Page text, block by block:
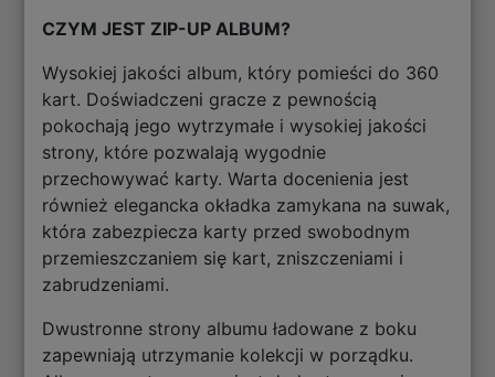
CZYM JEST ZIP-UP ALBUM?
Wysokiej jakości album, który pomieści do 360
kart. Doświadczeni gracze z pewnością
pokochają jego wytrzymałe i wysokiej jakości
strony, które pozwalają wygodnie
przechowywać karty. Warta docenienia jest
również elegancka okładka zamykana na suwak,
która zabezpiecza karty przed swobodnym
przemieszczaniem się kart, zniszczeniami i
zabrudzeniami.
Dwustronne strony albumu ładowane z boku
zapewniają utrzymanie kolekcji w porządku.